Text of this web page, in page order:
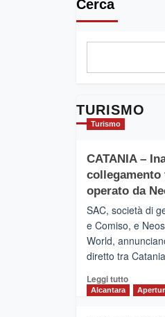
Cerca
TURISMO
Turismo
CATANIA –
collegamento
operato da
SAC, società di
e Comiso, e
World,
diretto tra
Leggi tuttoLeggi
Alcantara